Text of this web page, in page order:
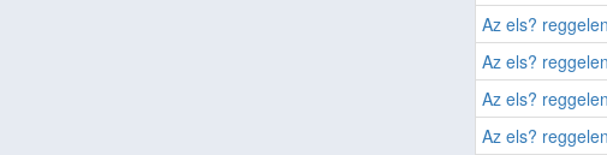
Az els? reggelen
Az els? reggelen
Az els? reggelen
Az els? reggelen